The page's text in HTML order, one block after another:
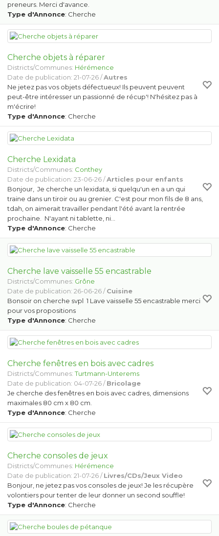
preneurs. Merci d'avance.
Type d'Annonce: Cherche
Cherche objets à réparer
Districts/Communes: Hérémence
Date de publication: 21-07-26 /Autres
Ne jetez pas vos objets défectueux! Ils peuvent peuvent
peut-être intéresser un passionné de récup'! N'hésitez pas à
m'écrire!
Type d'Annonce: Cherche
Cherche Lexidata
Districts/Communes: Conthey
Date de publication: 23-06-26 /Articles pour enfants
Bonjour, Je cherche un lexidata, si quelqu'un en a un qui
traine dans un tiroir ou au grenier. C'est pour mon fils de 8 ans,
tdah, on aimerait travailler pendant l'été avant la rentrée
prochaine. N'ayant ni tablette, ni…
Type d'Annonce: Cherche
Cherche lave vaisselle 55 encastrable
Districts/Communes: Grône
Date de publication: 26-06-26 /Cuisine
Bonsoir on cherche svpl 1 Lave vaisselle 55 encastrable merci
pour vos propositions
Type d'Annonce: Cherche
Cherche fenêtres en bois avec cadres
Districts/Communes:Turtmann-Unterems
Date de publication: 04-07-26 /Bricolage
Je cherche des fenêtres en bois avec cadres, dimensions
maximales 80 cm x 80 cm.
Type d'Annonce: Cherche
Cherche consoles de jeux
Districts/Communes: Hérémence
Date de publication: 21-07-26 /Livres/CDs/Jeux Video
Bonjour, ne jetez pas vos consoles de jeux! Je les récupère
volontiers pour tenter de leur donner un second souffle!
Type d'Annonce: Cherche